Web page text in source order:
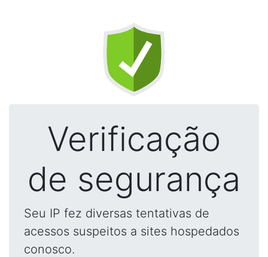
Verificação
de segurança
Seu IP fez diversas tentativas de
acessos suspeitos a sites hospedados
conosco.